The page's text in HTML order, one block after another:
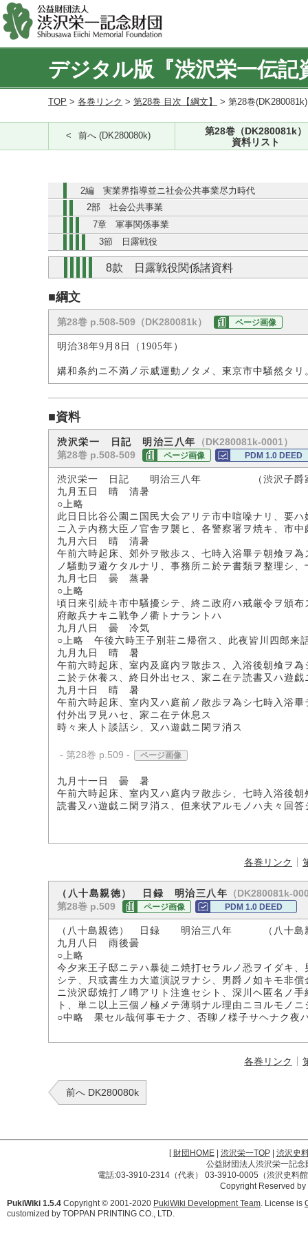
デジタル版『渋沢栄一伝記
TOP > 各巻リンク > 第28巻 目次【綱文】 > 第28巻
前へ (DK280080k)
第28巻（DK280081k）
資料リスト
2編 実業界指導並ニ社会公共事業尽力時代
2部 社会公共事業
7章 軍事関係事業
3節 日露戦役
8款 日露戦役関係諸資料
■綱文
第28巻 p.508-509（DK280081k） ページ画像
明治38年9月8日（1905年）
媾和条約ニ不満ノ示威運動ノタメ、東京市中騒然タ
■資料
渋沢栄一 日記 明治三八年
（DK280081k-0001）
第28巻 p.508-509
ページ画像 PDM 1.0 DEED
渋沢栄一 日記 明治三八年 （渋沢子爵家
九月五日 晴 清暑
○上略
此日日比谷公園ニ国民大会アリテ市中喧噪ナリ、要
ニ入テ内務大臣ノ官舎ヲ襲ヒ、各警察署ヲ焼キ、市中
九月六日 晴 清暑
午前六時起床、郊外ヲ散歩ス、七時入浴畢テ朝飧ヲ
ノ騒動ヲ避ケタルナリ、事務所ニ於テ書類ヲ整理シ
九月七日 曇 蒸暑
○上略
頃日来引続キ市中騒擾シテ、終ニ政府ハ戒厳令ヲ頒
府敵兵ナキニ戦争ノ衢トナラントハ
九月八日 曇 冷気
○上略 午後六時王子別荘ニ帰宿ス、此夜皆川四郎来
九月九日 晴 暑
午前六時起床、室内及庭内ヲ散歩ス、入浴後朝飧ヲ
ニ於テ休養ス、終日外出セス、家ニ在テ読書又ハ遊戯
九月十日 晴 暑
午前六時起床、室内又ハ庭前ノ散歩ヲ為シ七時入浴
付外出ヲ見ハセ、家ニ在テ休息ス
時々来人ト談話シ、又ハ遊戯ニ閑ヲ消ス
- 第28巻 p.509 - ページ画像
九月十一日 曇 暑
午前六時起床、室内又ハ庭内ヲ散歩シ、七時入浴後
読書又ハ遊戯ニ閑ヲ消ス、但来状アルモノハ夫々回答
各巻リンク
（八十島親徳） 日録 明治三八年 （DK280081k-
第28巻 p.509
ページ画像 PDM 1.0 DEED
（八十島親徳） 日録 明治三八年 （八十島
九月八日 雨後曇
○上略
今夕来王子邸ニテハ暴徒ニ焼打セラルノ恐ヲイダ
シテ、只或書生カ大道演説ヲナシ、男爵ノ如キモ非
ニ渋沢邸焼打ノ噂アリト注進セシト、深川ヘ匿名ノ
ト、単ニ以上三個ノ極メテ薄弱ナル理由ニヨルモ
○中略 果セル哉何事モナク、否聊ノ様子サヘナク夜
各巻リンク
前へ DK280080k
[財団HOME| 渋沢栄一TOP| 渋沢史
公益財団法人渋沢栄一記
電話:03-3910-2314（代表） 03-3910-0005（渋沢史料
Copyright Reserved
PukiWiki 1.5.4 Copyright © 2001-2020 PukiWiki Development Team. License is
customized by TOPPAN PRINTING CO., LTD.